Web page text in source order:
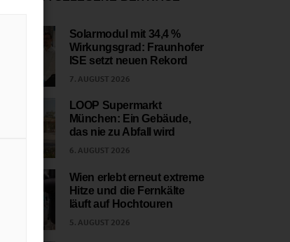
Solarmodul mit 34,4 %
Wirkungsgrad: Fraunhofer
ISE setzt neuen Rekord
7. AUGUST 2026
LOOP Supermarkt
München: Ein Gebäude,
das nie zu Abfall wird
6. AUGUST 2026
Wien erlebt erneut extreme
Hitze und die Fernkälte
läuft auf Hochtouren
5. AUGUST 2026